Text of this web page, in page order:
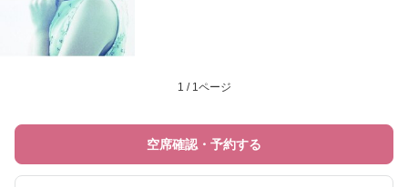
1 / 1ページ
空席確認・予約する